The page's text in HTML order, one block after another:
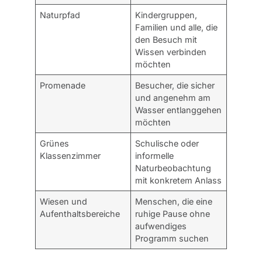
Naturpfad
Kindergruppen,
Familien und alle, die
den Besuch mit
Wissen verbinden
möchten
Promenade
Besucher, die sicher
und angenehm am
Wasser entlanggehen
möchten
Grünes
Klassenzimmer
Schulische oder
informelle
Naturbeobachtung
mit konkretem Anlass
Wiesen und
Aufenthaltsbereiche
Menschen, die eine
ruhige Pause ohne
aufwendiges
Programm suchen